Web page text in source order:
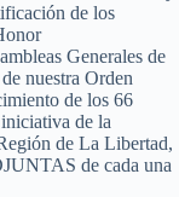
de los
Generales de
nuestra Orden
de los 66
de la
de La Libertad,
de cada una